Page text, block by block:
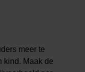
meer te
kind. Maak de